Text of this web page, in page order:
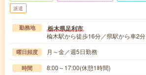
派遣
勤務地 栃木県足利市
楡木駅から徒歩16分／県駅から車2分
曜日頻度 月～金／週5日勤務
時間 8:00～17:00(休憩1時間)